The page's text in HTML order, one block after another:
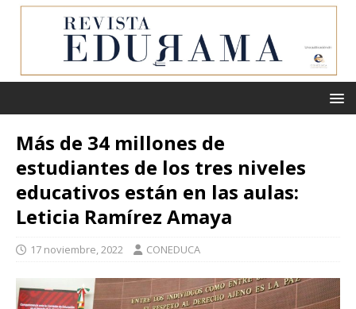
Más de 34 millones de
estudiantes de los tres niveles
educativos están en las aulas:
Leticia Ramírez Amaya
17 noviembre, 2022 CONEDUCA